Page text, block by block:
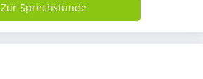
Zur Sprechstunde